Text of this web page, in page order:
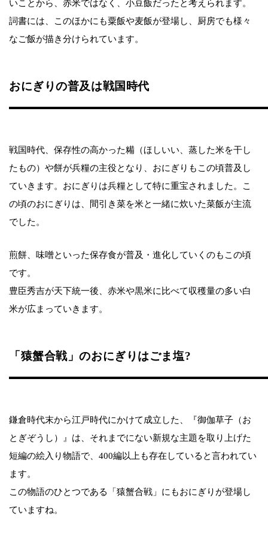
いことから、赤米ではなく、小豆飯だったと考えられます。
詞書には、このほかにも粟飯や麦飯が登場し、厨房でも様々
なご飯が描き分けられています。
おにぎりの普及は戦国時代
戦国時代、保存性の高かった糒（ほしいい、蒸した米を干し
たもの）や餅が兵糧の主役となり、おにぎりもこの頃普及し
ていきます。おにぎりは兵糧として特に重宝されました。こ
の頃のおにぎりは、間引き菜を米と一緒に炊いた菜飯が主流
でした。
煎餅、味噌といった保存食が普及・進化していくのもこの頃
です。
豊臣秀吉が天下統一後、赤米や黒米に比べて収穫量の多い白
米が広まっていきます。
「猿蟹合戦」のおにぎりはごま塩?
鎌倉時代末から江戸時代にかけて成立した、『御伽草子（お
とぎぞうし）』は、それまでにない新規な主題を取り上げた
短編の絵入り物語で、400編以上も存在していると言われてい
ます。
この物語のひとつである「猿蟹合戦」にもおにぎりが登場し
ていますね。